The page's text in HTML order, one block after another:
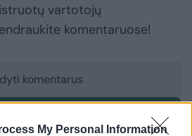
My Personal Information
vartotojų
komentaruose!
komentarus